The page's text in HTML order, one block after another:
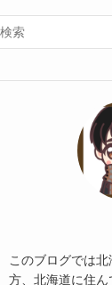
このブログでは
方、北海道に住